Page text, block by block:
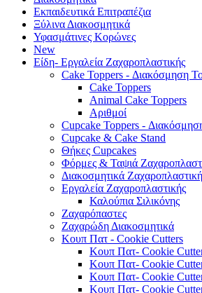
Εκπαιδευτικά Επιτραπέζια
Ξύλινα Διακοσμητικά
Υφασμάτινες Κορώνες
New
Είδη- Εργαλεία Ζαχαροπλαστικής
Cake Toppers - Διακόσμηση
Cake Toppers
Animal Cake Toppers
Αριθμοί
Cupcake Toppers -
Cupcake & Cake Stand
Θήκες Cupcakes
Φόρμες & Ταψιά
Διακοσμητικά
Εργαλεία Ζαχαροπλαστικής
Καλούπια Σιλικόνης
Ζαχαρόπαστες
Ζαχαρώδη Διακοσμητικά
Κουπ Πατ - Cookie Cutters
Κουπ Πατ- Cookie
Κουπ Πατ- Cookie
Κουπ Πατ- Cookie
Κουπ Πατ- Cookie